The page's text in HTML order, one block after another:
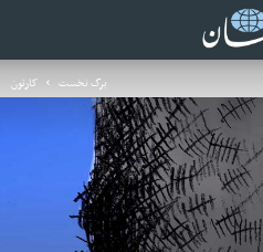
برگ نخست کارتون